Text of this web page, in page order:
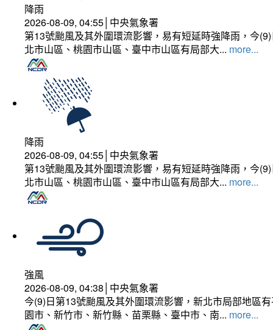
降雨
2026-08-09, 04:55│中央氣象署
第13號颱風及其外圍環流影響，易有短延時強降雨，今
北市山區、桃園市山區、臺中市山區有局部大... more...
降雨
2026-08-09, 04:55│中央氣象署
第13號颱風及其外圍環流影響，易有短延時強降雨，今
北市山區、桃園市山區、臺中市山區有局部大... more...
強風
2026-08-09, 04:38│中央氣象署
今(9)日第13號颱風及其外圍環流影響，新北市局部地區
園市、新竹市、新竹縣、苗栗縣、臺中市、南... more...